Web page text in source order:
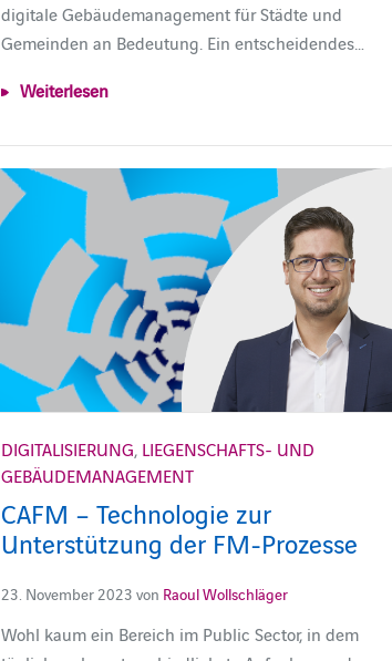
digitale Gebäudemanagement für Städte und
Gemeinden an Bedeutung. Ein entscheidendes…
Weiterlesen
DIGITALISIERUNG, LIEGENSCHAFTS- UND
GEBÄUDEMANAGEMENT
CAFM – Technologie zur
Unterstützung der FM-Prozesse
23. November 2023 von Raoul Wollschläger
Wohl kaum ein Bereich im Public Sector, in dem